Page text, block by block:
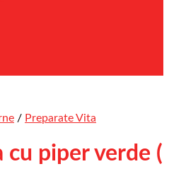
/ Preparate Vita
cu piper verde (